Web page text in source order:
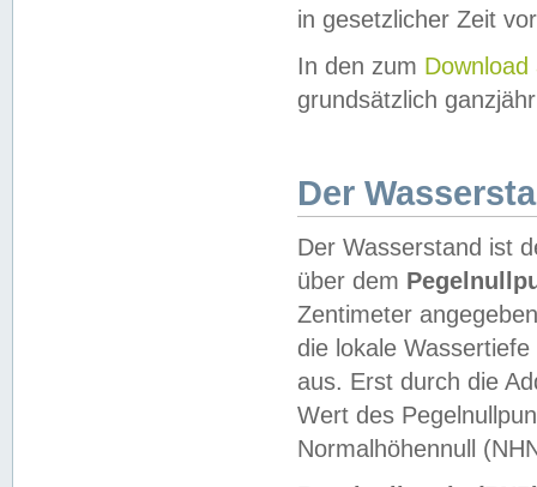
in gesetzlicher Zeit
In den zum Download
grundsätzlich
Der
Der Wasserstand ist
über dem
Zentimeter
die lokale
aus. Erst durch die
Wert des
Normalhöhennull